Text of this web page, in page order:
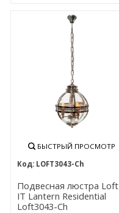
БЫСТРЫЙ ПРОСМОТР
LOFT3043-Ch
Подвесная люстра Loft
IT Lantern Residential
Loft3043-Ch